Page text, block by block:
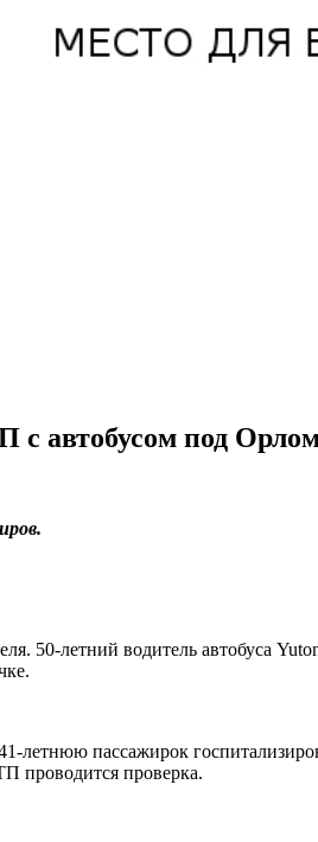
с автобусом под
50-летний водитель автобуса
летнюю пассажирок
проводится проверка.